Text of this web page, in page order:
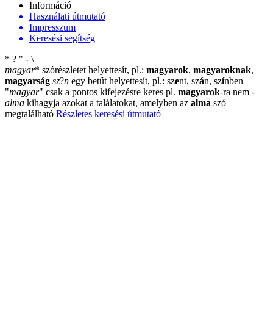
Információ
Használati útmutató
Impresszum
Keresési segítség
* ? " - \
magyar* szórészletet helyettesít, pl.: magyarok, magyaroknak,
magyarság sz?n egy betűt helyettesít, pl.: szent, szán, színben
"magyar" csak a pontos kifejezésre keres pl. magyarok-ra nem -
alma kihagyja azokat a találatokat, amelyben az alma szó
megtalálható Részletes keresési útmutató